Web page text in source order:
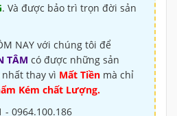
. Và được bảo trì trọn đời sản
NAY với chúng tôi để
TÂM có được những sản
thay vì Mất Tiền mà chỉ
Kém chất Lượng.
- 0964.100.186